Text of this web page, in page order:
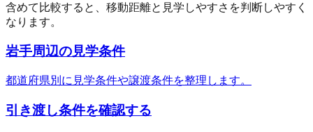
含めて比較すると、移動距離と見学しやすさを判断しやすく
なります。
岩手周辺の見学条件
都道府県別に見学条件や譲渡条件を整理します。
引き渡し条件を確認する